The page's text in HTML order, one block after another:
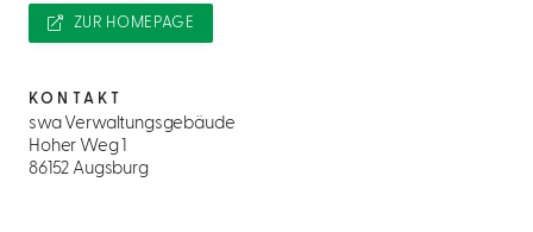
ZUR HOMEPAGE
KONTAKT
swa Verwaltungsgebäude
Hoher Weg 1
86152 Augsburg